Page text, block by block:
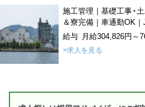
施工管理｜基礎工事・
＆寮完備｜車通勤OK｜
給与 月給304,826円～
>求人を見る